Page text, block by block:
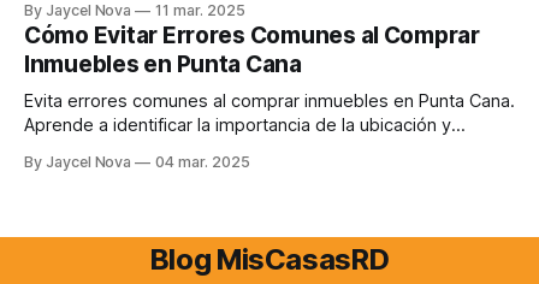
By Jaycel Nova 11 mar. 2025
Cómo Evitar Errores Comunes al Comprar
Inmuebles en Punta Cana
Evita errores comunes al comprar inmuebles en Punta Cana.
Aprende a identificar la importancia de la ubicación y
By Jaycel Nova 04 mar. 2025
Blog MisCasasRD